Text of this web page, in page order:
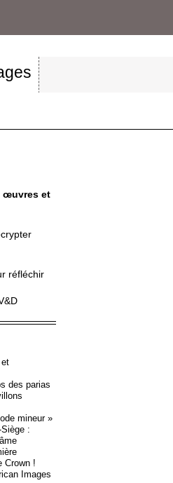
œuvres et
réfléchir
des parias
mineur »
:
Crown !
Images